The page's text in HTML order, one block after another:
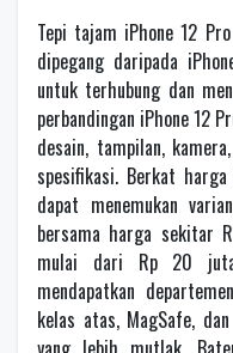
Tepi tajam iPhone 12
dipegang daripada
untuk terhubung dan
perbandingan iPhone 12
desain, tampilan,
spesifikasi. Berkat harga
dapat menemukan
bersama harga sekitar
mulai dari Rp 20
mendapatkan
kelas atas, MagSafe,